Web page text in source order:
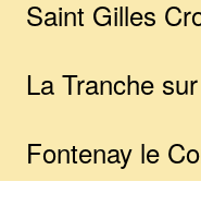
Saint Gilles
La Tranche
Fontenay le